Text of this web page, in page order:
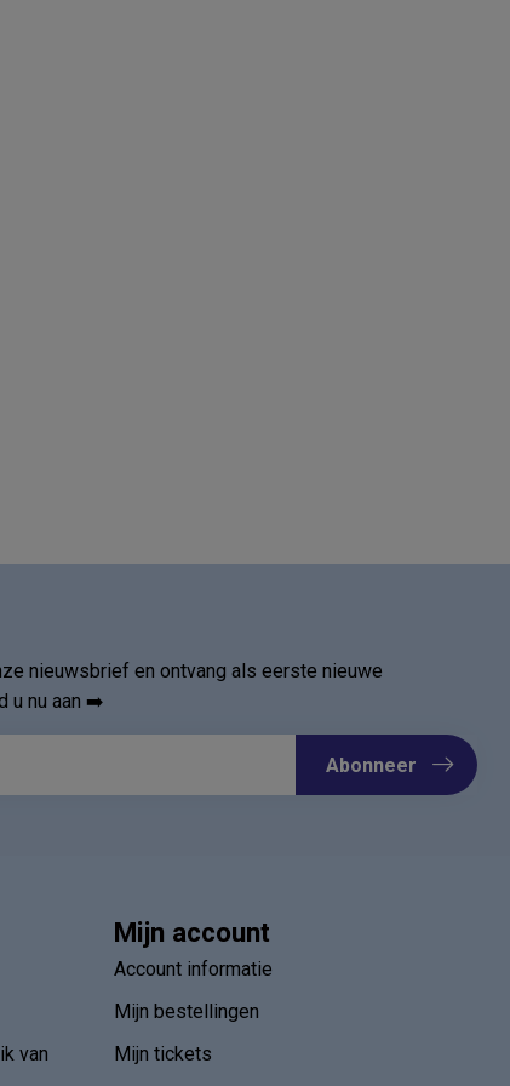
nieuwsbrief en ontvang als eerste nieuwe
u nu aan ➡️
Abonneer
van
Mijn account
Account informatie
Mijn bestellingen
Mijn tickets